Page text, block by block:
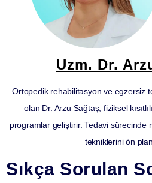
Uzm. Dr.
Ortopedik rehabilitasyon ve egzersiz
olan Dr. Arzu Sağtaş, fiziksel
programlar geliştirir. Tedavi sürecinde
tekniklerini ön
Sıkça Sorulan